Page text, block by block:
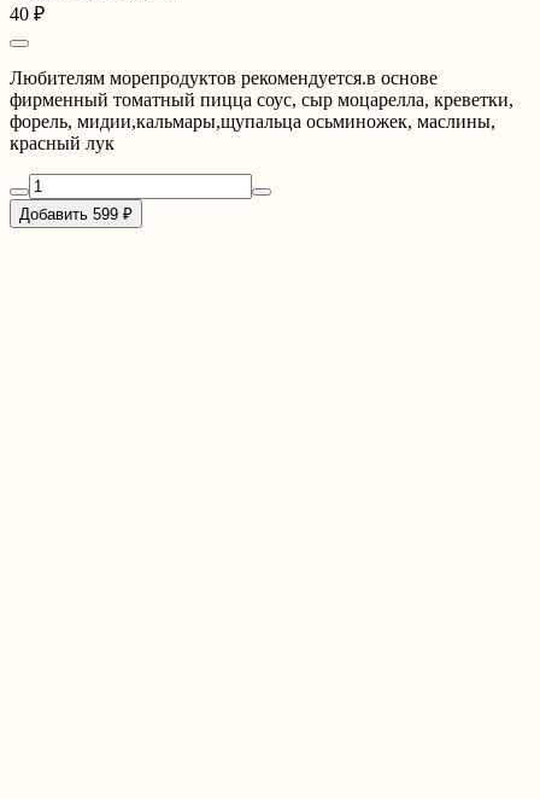
40 ₽
Любителям морепродуктов рекомендуется.в основе
фирменный томатный пицца соус, сыр моцарелла, креветки,
форель, мидии,кальмары,щупальца осьминожек, маслины,
красный лук
Добавить 599 ₽